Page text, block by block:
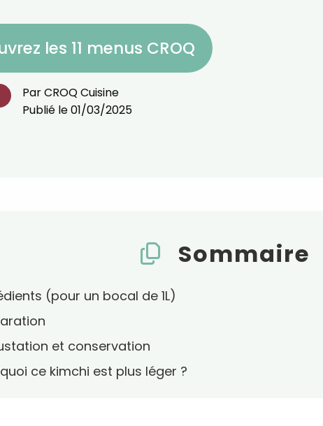
les 11 menus CROQ
ParCROQ Cuisine
Publié le01/03/2025
Sommaire
(pour un bocal de 1L)
et conservation
ce kimchi est plus léger ?